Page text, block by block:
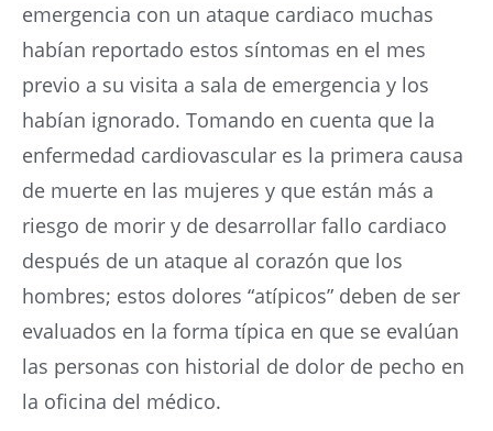
emergencia con un ataque cardiaco muchas
habían reportado estos síntomas en el mes
previo a su visita a sala de emergencia y los
habían ignorado. Tomando en cuenta que la
enfermedad cardiovascular es la primera causa
de muerte en las mujeres y que están más a
riesgo de morir y de desarrollar fallo cardiaco
después de un ataque al corazón que los
hombres; estos dolores “atípicos” deben de ser
evaluados en la forma típica en que se evalúan
las personas con historial de dolor de pecho en
la oficina del médico.